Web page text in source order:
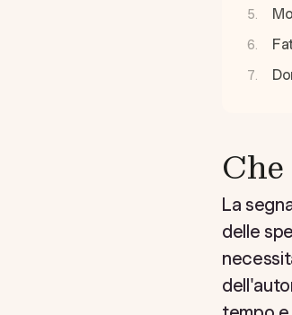
La
delle